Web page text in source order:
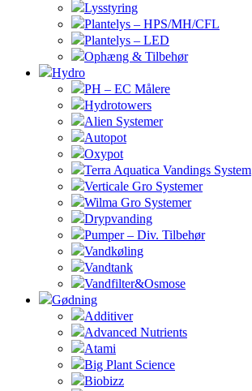
Lysstyring
Plantelys – HPS/MH/CFL
Plantelys – LED
Ophæng & Tilbehør
Hydro
PH – EC Målere
Hydrotowers
Alien Systemer
Autopot
Oxypot
Terra Aquatica Vandings System
Verticale Gro Systemer
Wilma Gro Systemer
Drypvanding
Pumper – Div. Tilbehør
Vandkøling
Vandtank
Vandfilter&Osmose
Gødning
Additiver
Advanced Nutrients
Atami
Big Plant Science
Biobizz